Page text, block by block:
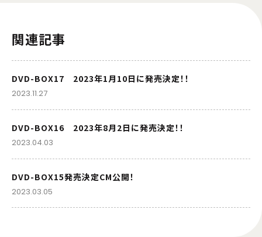
関連記事
DVD-BOX17 2023年1月10日に発売決定！！
2023.11.27
DVD-BOX16 2023年8月2日に発売決定！！
2023.04.03
DVD-BOX15発売決定CM公開！
2023.03.05